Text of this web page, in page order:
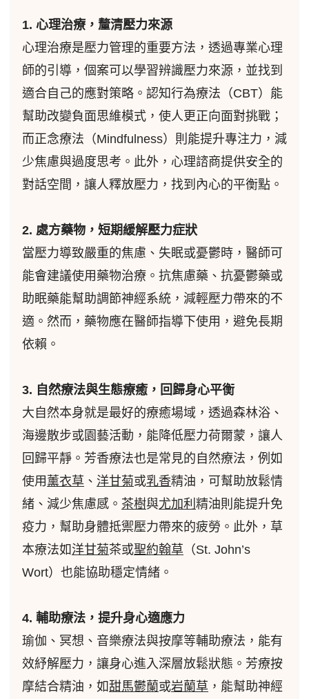
1. 心理治療，釐清壓力來源
心理治療是壓力管理的重要方法，透過專業心理
師的引導，個案可以學習辨識壓力來源，並找到
適合自己的應對策略。認知行為療法（CBT）能
幫助改變負面思維模式，使人更正向面對挑戰；
而正念療法（Mindfulness）則能提升專注力，減
少焦慮與過度思考。此外，心理諮商提供安全的
對話空間，讓人釋放壓力，找到內心的平衡點。
2. 處方藥物，短期緩解壓力症狀
當壓力導致嚴重的焦慮、失眠或憂鬱時，醫師可
能會建議使用藥物治療。抗焦慮藥、抗憂鬱藥或
助眠藥能幫助調節神經系統，減輕壓力帶來的不
適。然而，藥物應在醫師指導下使用，避免長期
依賴。
3. 自然療法與生態療癒，回歸身心平衡
大自然本身就是最好的療癒場域，透過森林浴、
海邊散步或園藝活動，能降低壓力荷爾蒙，讓人
回歸平靜。芳香療法也是常見的自然療法，例如
使用 薰衣草 、 洋甘菊或乳香精油，可幫助放鬆情
緒、減少焦慮感。 茶樹與尤加利 精油則能提升免
疫力，幫助身體抵禦壓力帶來的疲勞。此外，草
本療法如 洋甘菊茶或聖約翰草 （St. John’s
Wort）也能協助穩定情緒。
4. 輔助療法，提升身心適應力
瑜伽、冥想、音樂療法與按摩等輔助療法，能有
效紓解壓力，讓身心進入深層放鬆狀態。芳療按
摩結合精油，如甜馬鬱蘭或岩蘭草 ，能幫助神經